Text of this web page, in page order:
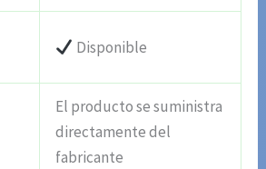
Disponible
El producto se suministra
directamente del
fabricante